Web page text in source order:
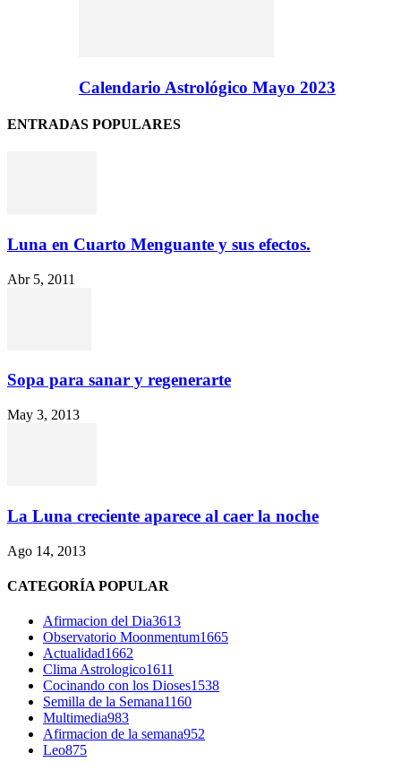
Calendario Astrológico Mayo 2023
ENTRADAS POPULARES
Luna en Cuarto Menguante y sus efectos.
Abr 5, 2011
Sopa para sanar y regenerarte
May 3, 2013
La Luna creciente aparece al caer la noche
Ago 14, 2013
CATEGORÍA POPULAR
Afirmacion del Dia3613
Observatorio Moonmentum1665
Actualidad1662
Clima Astrologico1611
Cocinando con los Dioses1538
Semilla de la Semana1160
Multimedia983
Afirmacion de la semana952
Leo875